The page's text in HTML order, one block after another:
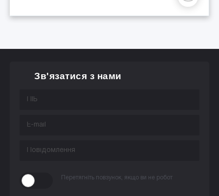
Зв'язатися з нами
Перетягніть повзунок, якщо ви не робот